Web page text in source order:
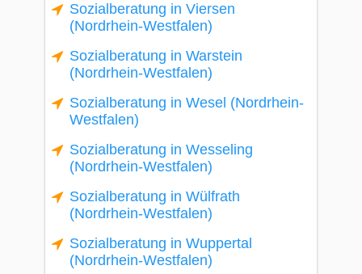
Sozialberatung in Viersen
(Nordrhein-Westfalen)
Sozialberatung in Warstein
(Nordrhein-Westfalen)
Sozialberatung in Wesel (Nordrhein-
Westfalen)
Sozialberatung in Wesseling
(Nordrhein-Westfalen)
Sozialberatung in Wülfrath
(Nordrhein-Westfalen)
Sozialberatung in Wuppertal
(Nordrhein-Westfalen)